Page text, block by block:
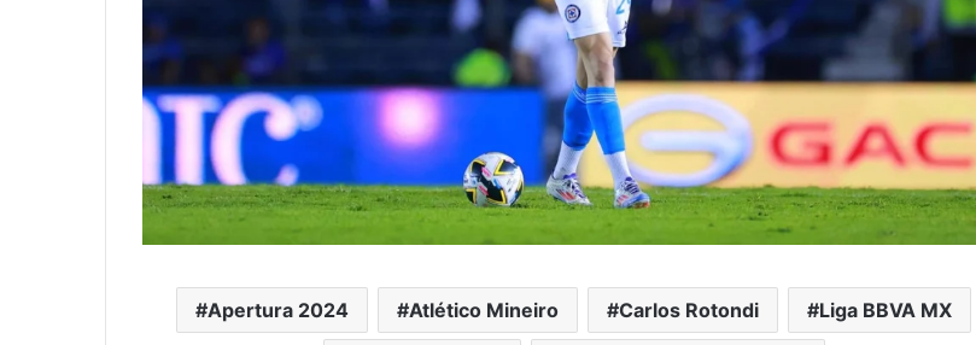
Apertura 2024 Atlético Mineiro Carlos Rotondi Liga BBVA MX